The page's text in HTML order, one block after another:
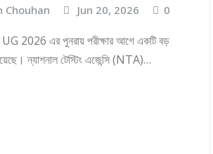
Chouhan Jun 20, 2026 0
2026 এর পুনরায় পরীক্ষার আগে একটি বড়
ন্যাশনাল টেস্টিং এজেন্সি (NTA)…